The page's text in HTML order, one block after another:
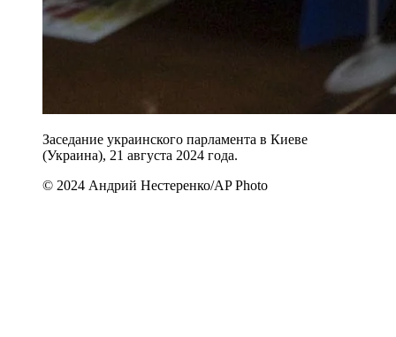
Заседание украинского парламента в Киеве
(Украина), 21 августа 2024 года.
© 2024 Андрий Нестеренко/AP Photo